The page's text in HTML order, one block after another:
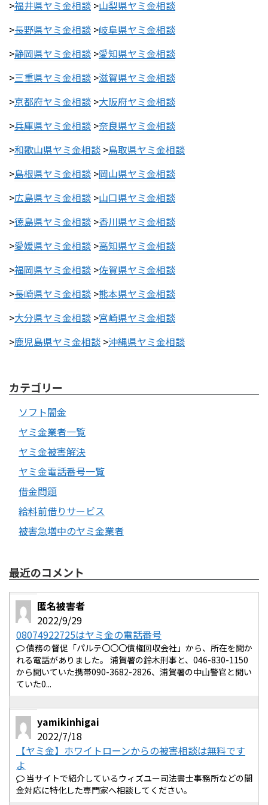
>福井県ヤミ金相談 >山梨県ヤミ金相談
>長野県ヤミ金相談 >岐阜県ヤミ金相談
>静岡県ヤミ金相談 >愛知県ヤミ金相談
>三重県ヤミ金相談 >滋賀県ヤミ金相談
>京都府ヤミ金相談 >大阪府ヤミ金相談
>兵庫県ヤミ金相談 >奈良県ヤミ金相談
>和歌山県ヤミ金相談 >鳥取県ヤミ金相談
>島根県ヤミ金相談 >岡山県ヤミ金相談
>広島県ヤミ金相談 >山口県ヤミ金相談
>徳島県ヤミ金相談 >香川県ヤミ金相談
>愛媛県ヤミ金相談 >高知県ヤミ金相談
>福岡県ヤミ金相談 >佐賀県ヤミ金相談
>長崎県ヤミ金相談 >熊本県ヤミ金相談
>大分県ヤミ金相談 >宮崎県ヤミ金相談
>鹿児島県ヤミ金相談 >沖縄県ヤミ金相談
カテゴリー
ソフト闇金
ヤミ金業者一覧
ヤミ金被害解決
ヤミ金電話番号一覧
借金問題
給料前借りサービス
被害急増中のヤミ金業者
最近のコメント
匿名被害者
2022/9/29
08074922725はヤミ金の電話番号
債務の督促「パルテ〇〇〇債権回収会社」から、所在を聞か
れる電話がありました。 浦賀署の鈴木刑事と、046-830-1150
から聞いていた携帯090-3682-2826、浦賀署の中山警官と聞い
ていた0...
yamikinhigai
2022/7/18
【ヤミ金】ホワイトローンからの被害相談は無料です
よ
当サイトで紹介しているウィズユー司法書士事務所などの闇
金対応に特化した専門家へ相談してください。